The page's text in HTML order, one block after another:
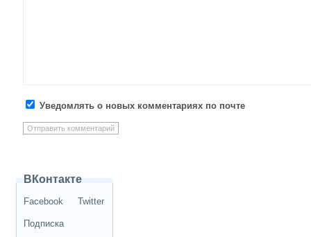
Уведомлять о новых комментариях по почте
ВКонтакте
Facebook Twitter
Подписка